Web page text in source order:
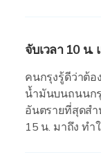
จับเวลา 10 น.
คนกรุงรู้ดีว่าต้อ
น้ำมันบนถนนกรุ
อันตรายที่สุดส
15 น. มาถึง ท